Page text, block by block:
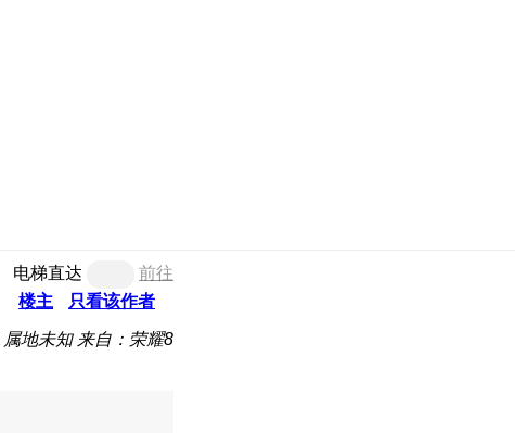
电梯直达
前往
楼主
只看该作者
属地未知 来自：荣耀8